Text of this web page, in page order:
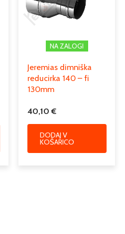
NA ZALOGI
Jeremias dimniška
reducirka 140 – fi
130mm
40,10€
DODAJ V
KOŠARICO